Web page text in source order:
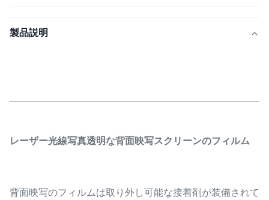
製品説明
レーザー光線写真透明な背面映写スクリーンのフィルム
背面映写のフィルムは取り外し可能な接着剤が装備されて